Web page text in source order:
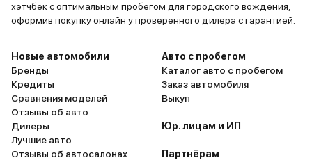
хэтчбек с оптимальным пробегом для городского вождения,
оформив покупку онлайн у проверенного дилера с гарантией.
Новые автомобили
Бренды
Кредиты
Сравнения моделей
Отзывы об авто
Дилеры
Лучшие авто
Отзывы об автосалонах
Авто с пробегом
Каталог авто с пробегом
Заказ автомобиля
Выкуп
Юр. лицам и ИП
Партнёрам